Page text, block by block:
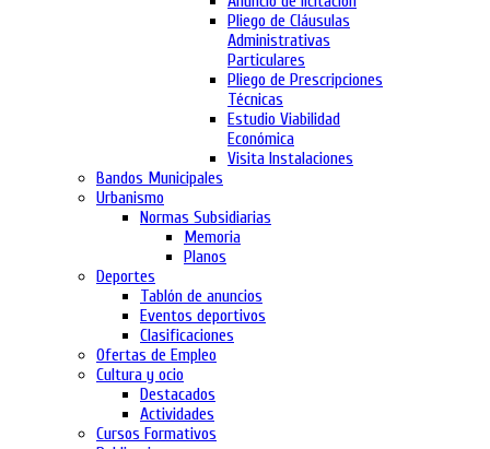
Pliego de Cláusulas
Administrativas
Particulares
Pliego de Prescripciones
Técnicas
Estudio Viabilidad
Económica
Visita Instalaciones
Bandos Municipales
Urbanismo
Normas Subsidiarias
Memoria
Planos
Deportes
Tablón de anuncios
Eventos deportivos
Clasificaciones
Ofertas de Empleo
Cultura y ocio
Destacados
Actividades
Cursos Formativos